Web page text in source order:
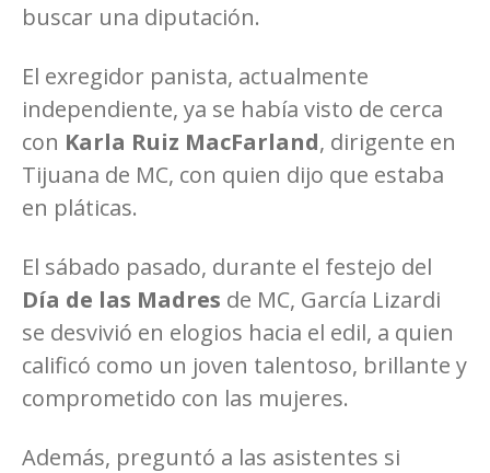
buscar una diputación.
El exregidor panista, actualmente
independiente, ya se había visto de cerca
con Karla Ruiz MacFarland, dirigente en
Tijuana de MC, con quien dijo que estaba
en pláticas.
El sábado pasado, durante el festejo del
Día de las Madres de MC, García Lizardi
se desvivió en elogios hacia el edil, a quien
calificó como un joven talentoso, brillante y
comprometido con las mujeres.
Además, preguntó a las asistentes si